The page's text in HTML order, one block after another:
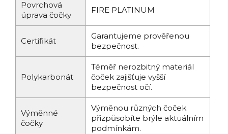
Povrchová
úprava čočky
FIRE PLATINUM
Certifikát
Garantujeme prověřenou
bezpečnost.
Polykarbonát
Téměř nerozbitný materiál
čoček zajišťuje vyšší
bezpečnost očí.
Výměnné
čočky
Výměnou různých čoček
přizpůsobíte brýle aktuálním
podmínkám.